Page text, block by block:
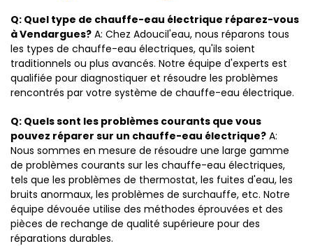
Q: Quel type de chauffe-eau électrique réparez-vous
à Vendargues? A: Chez Adoucil'eau, nous réparons tous
les types de chauffe-eau électriques, qu'ils soient
traditionnels ou plus avancés. Notre équipe d'experts est
qualifiée pour diagnostiquer et résoudre les problèmes
rencontrés par votre système de chauffe-eau électrique.
Q: Quels sont les problèmes courants que vous
pouvez réparer sur un chauffe-eau électrique? A:
Nous sommes en mesure de résoudre une large gamme
de problèmes courants sur les chauffe-eau électriques,
tels que les problèmes de thermostat, les fuites d'eau, les
bruits anormaux, les problèmes de surchauffe, etc. Notre
équipe dévouée utilise des méthodes éprouvées et des
pièces de rechange de qualité supérieure pour des
réparations durables.